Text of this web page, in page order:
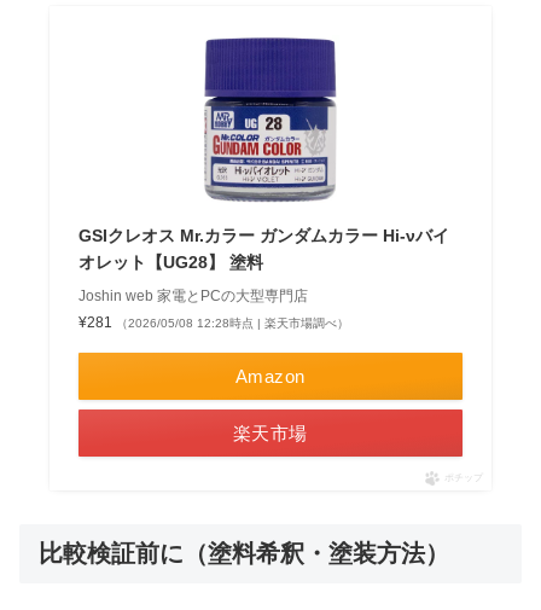
GSIクレオス Mr.カラー ガンダムカラー Hi-νバイ
オレット【UG28】 塗料
Joshin web 家電とPCの大型専門店
¥281
（2026/05/08 12:28時点 | 楽天市場調べ）
Amazon
楽天市場
ポチップ
比較検証前に（塗料希釈・塗装方法）